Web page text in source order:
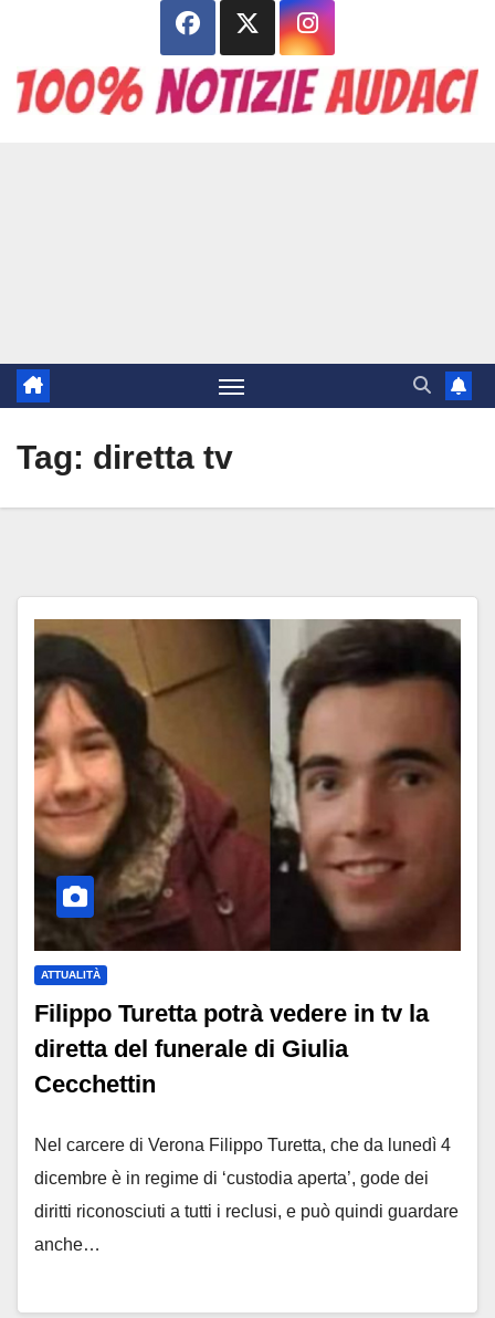
contenuto
Tag: diretta tv
ATTUALITÀ
Filippo Turetta potrà vedere in tv la
diretta del funerale di Giulia
Cecchettin
Nel carcere di Verona Filippo Turetta, che da lunedì 4
dicembre è in regime di ‘custodia aperta’, gode dei
diritti riconosciuti a tutti i reclusi, e può quindi guardare
anche…